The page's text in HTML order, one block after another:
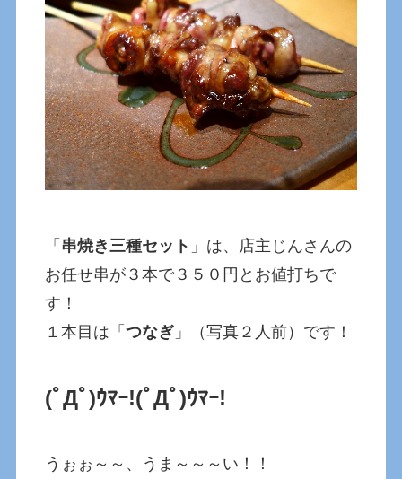
「 串焼き三種セット 」は、店主じんさんの
お任せ串が３本で３５０円とお値打ちで
す！
１本目は「つなぎ 」（写真２人前）です！
(ﾟДﾟ)ｳﾏｰ!(ﾟДﾟ)ｳﾏｰ!
うぉぉ～～、うま～～～い！！